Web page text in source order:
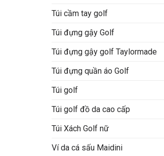
Túi cầm tay golf
Túi đựng gậy Golf
Túi đựng gậy golf Taylormade
Túi đựng quần áo Golf
Túi golf
Túi golf đồ da cao cấp
Túi Xách Golf nữ
Ví da cá sấu Maidini